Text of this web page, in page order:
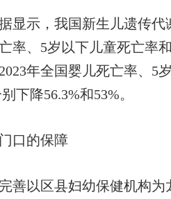
示，我国新生儿遗传代
率、5岁以下儿童死亡率
年全国婴儿死亡率、5
下降56.3%和53%。
口的保障
以区县妇幼保健机构为